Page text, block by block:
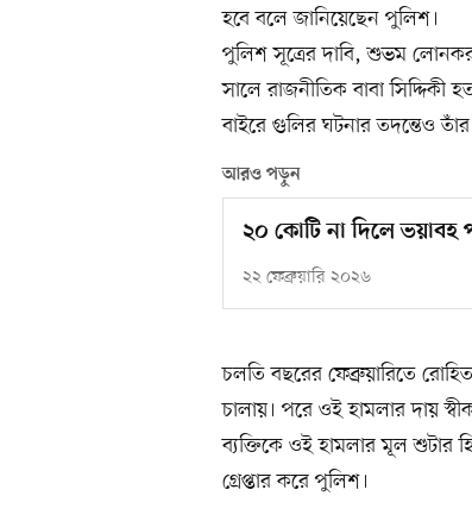
হবে বলে জানিয়েছেন পুলিশ।
পুলিশ সূত্রের দাবি, শুভম
সালে রাজনীতিক বাবা সিদ্দিকী
বাইরে গুলির ঘটনার তদন্তেও
আরও পড়ুন
২০ কোটি না দিলে ভয়াবহ
২২ ফেব্রুয়ারি ২০২৬
চলতি বছরের ফেব্রুয়ারিতে
চালায়। পরে ওই হামলার দায়
ব্যক্তিকে ওই হামলার মূল শুটার
গ্রেপ্তার করে পুলিশ।